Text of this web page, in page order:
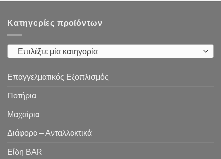
Κατηγορίες προϊόντων
Επιλέξτε μία κατηγορία
Επαγγελματικός Εξοπλισμός
Ποτήρια
Μαχαίρια
Διάφορα – Ανταλλακτικά
Είδη ΒAR